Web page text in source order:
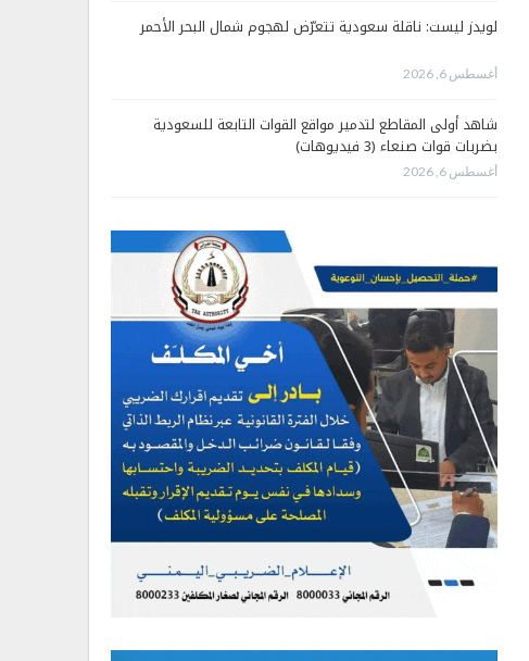
لويدز ليست: ناقلة سعودية تتعرّض لهجوم شمال البحر الأحمر
أغسطس 6, 2026
شاهد أولى المقاطع لتدمير مواقع القوات التابعة للسعودية
بضربات قوات صنعاء (3 فيديوهات)
أغسطس 6, 2026